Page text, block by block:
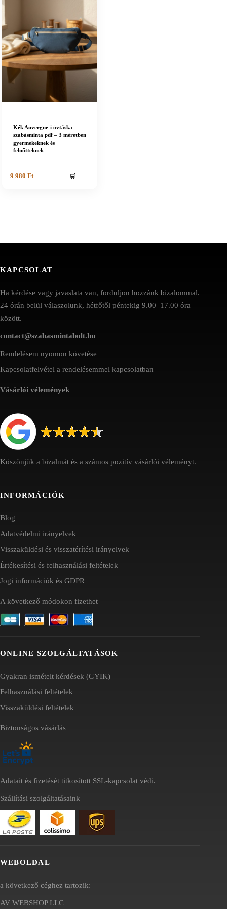
Kék Auvergne-i övtáska
szabásminta pdf – 3 méretben
gyermekeknek és
felnőtteknek
9 980Ft 🛒
KAPCSOLAT
Ha kérdése vagy javaslata van, forduljon hozzánk bizalommal.
24 órán belül válaszolunk, hétfőtől péntekig 9.00–17.00 óra
között.
contact@szabasmintabolt.hu
Rendelésem nyomon követése
Kapcsolatfelvétel a rendelésemmel kapcsolatban
Vásárlói vélemények
Köszönjük a bizalmát és a számos pozitív vásárlói véleményt.
INFORMÁCIÓK
Blog
Adatvédelmi irányelvek
Visszaküldési és visszatérítési irányelvek
Értékesítési és felhasználási feltételek
Jogi információk és GDPR
A következő módokon fizethet
ONLINE SZOLGÁLTATÁSOK
Gyakran ismételt kérdések (GYIK)
Felhasználási feltételek
Visszaküldési feltételek
Biztonságos vásárlás
Adatait és fizetését titkosított SSL-kapcsolat védi.
Szállítási szolgáltatásaink
WEBOLDAL
a következő céghez tartozik:
AV WEBSHOP LLC